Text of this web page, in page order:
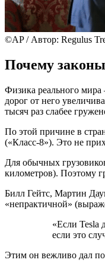
©AP / Автор: Regulus
Почему
Физика реального
дорог от него
тысяч раз слабее
По этой причине в
(«Класс-8»). Это не
Для обычных
километров). Поэтому
Билл Гейтс, Мартин
«непрактичной»
«Если Tesla
если это
Этим он вежливо дал